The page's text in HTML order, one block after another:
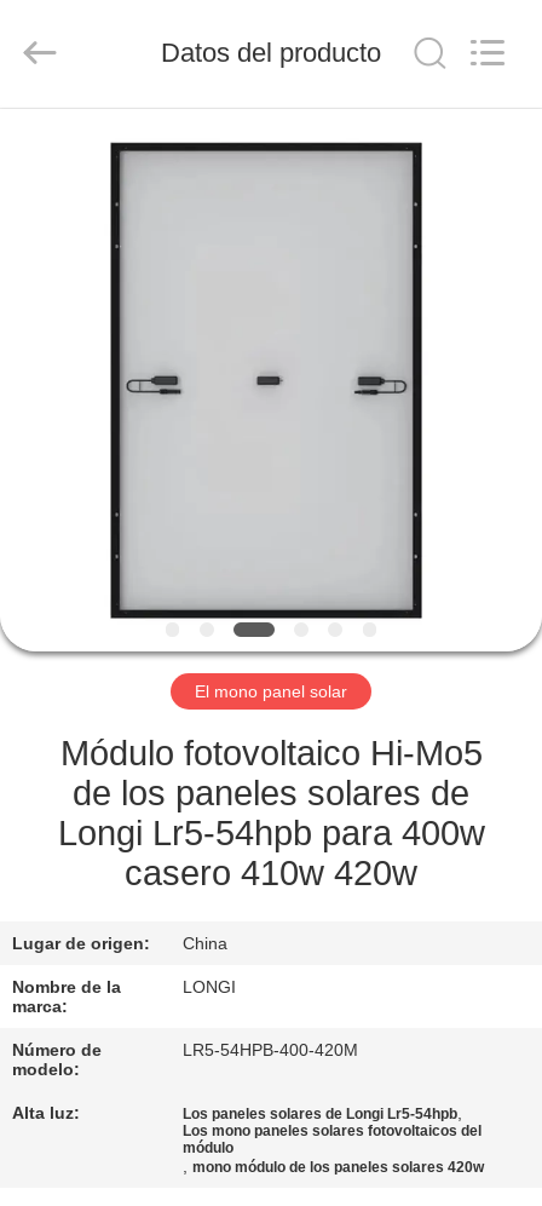
PRODUCTOS
NOSOTROS
CONTROL
CALIDAD
SOLICITAR
MAPA
DEL
SITIO
CO.,
Reserved.
Datos del producto
El mono panel solar
Módulo fotovoltaico Hi-Mo5
de los paneles solares de
Longi Lr5-54hpb para 400w
casero 410w 420w
Lugar de origen: China
Nombre de la
marca:
LONGI
Número de
modelo:
LR5-54HPB-400-420M
Alta luz: Los paneles solares de Longi Lr5-54hpb,
Los mono paneles solares fotovoltaicos del
módulo
,mono módulo de los paneles solares 420w